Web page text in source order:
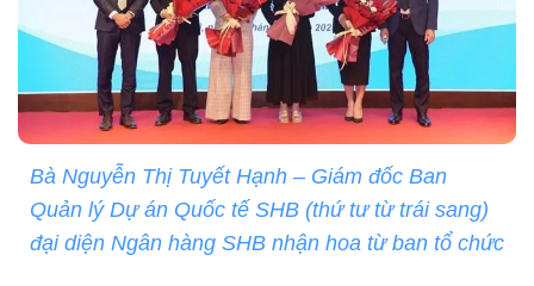
Bà Nguyễn Thị Tuyết Hạnh – Giám đốc Ban
Quản lý Dự án Quốc tế SHB (thứ tư từ trái sang)
đại diện Ngân hàng SHB nhận hoa từ ban tổ chức